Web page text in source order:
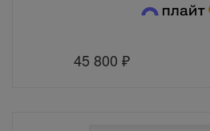
45 800₽